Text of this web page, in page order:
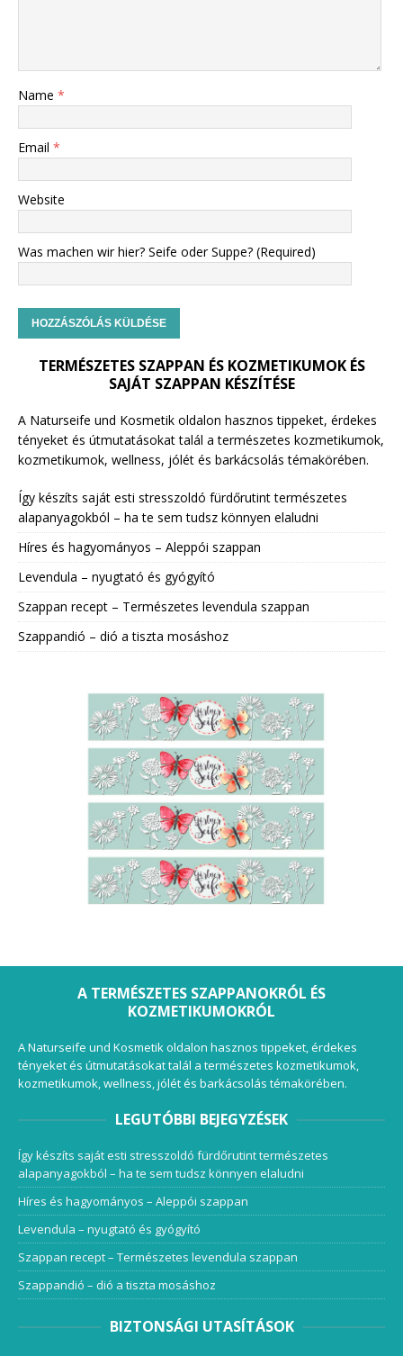
Name *
Email *
Website
Was machen wir hier? Seife oder Suppe? (Required)
TERMÉSZETES SZAPPAN ÉS KOZMETIKUMOK ÉS
SAJÁT SZAPPAN KÉSZÍTÉSE
A Naturseife und Kosmetik oldalon hasznos tippeket, érdekes
tényeket és útmutatásokat talál a természetes kozmetikumok,
kozmetikumok, wellness, jólét és barkácsolás témakörében.
Így készíts saját esti stresszoldó fürdőrutint természetes
alapanyagokból – ha te sem tudsz könnyen elaludni
Híres és hagyományos – Aleppói szappan
Levendula – nyugtató és gyógyító
Szappan recept – Természetes levendula szappan
Szappandió – dió a tiszta mosáshoz
A TERMÉSZETES SZAPPANOKRÓL ÉS
KOZMETIKUMOKRÓL
A Naturseife und Kosmetik oldalon hasznos tippeket, érdekes
tényeket és útmutatásokat talál a természetes kozmetikumok,
kozmetikumok, wellness, jólét és barkácsolás témakörében.
LEGUTÓBBI BEJEGYZÉSEK
Így készíts saját esti stresszoldó fürdőrutint természetes
alapanyagokból – ha te sem tudsz könnyen elaludni
Híres és hagyományos – Aleppói szappan
Levendula – nyugtató és gyógyító
Szappan recept – Természetes levendula szappan
Szappandió – dió a tiszta mosáshoz
BIZTONSÁGI UTASÍTÁSOK